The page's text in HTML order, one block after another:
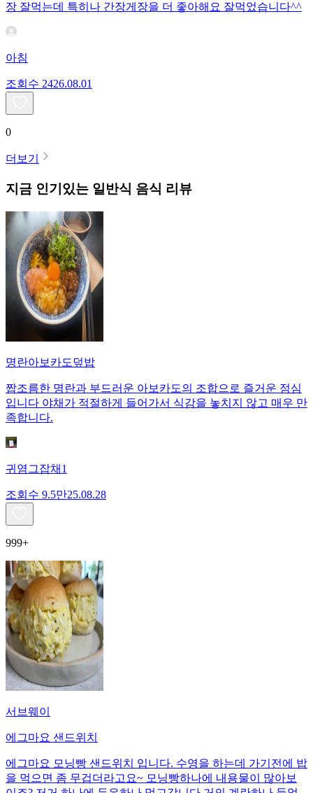
장 잘먹는데 특히나 간장게장을 더 좋아해요 잘먹었습니다^^
아침
조회수 2426.08.01
0
더보기
지금 인기있는 일반식 음식 리뷰
명란아보카도덮밥
짭조름한 명란과 부드러운 아보카도의 조합으로 즐거운 점심
입니다 야채가 적절하게 들어가서 식감을 놓치지 않고 매우 만
족합니다.
귀염그잡채1
조회수 9.5만25.08.28
999+
서브웨이
에그마요 샌드위치
에그마요 모닝빵 샌드위치 입니다. 수영을 하는데 가기전에 밥
을 먹으면 좀 무겁더라고요~ 모닝빵하나에 내용물이 많아보